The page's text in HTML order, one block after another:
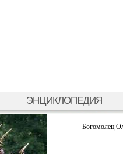
ЭНЦИКЛОПЕДИЯ
Богомолец